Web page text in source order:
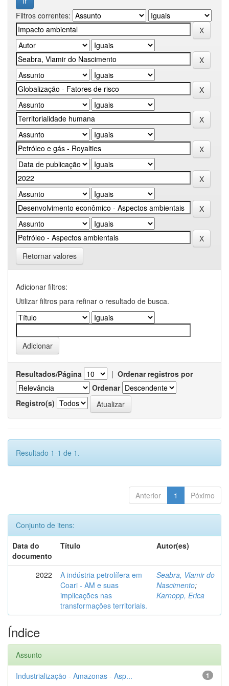
Filtros correntes:
Retornar valores
Adicionar filtros:
Utilizar filtros para refinar o resultado de busca.
Resultados/Página | Ordenar registros por
Ordenar
Registro(s)
Resultado 1-1 de 1.
Anterior 1 Póximo
Conjunto de itens:
Data do
documento
Título Autor(es)
2022
A indústria petrolífera em
Coari - AM e suas
implicações nas
transformações territoriais.
Seabra, Vlamir do
Nascimento;
Karnopp, Erica
Índice
Assunto
1
Industrialização - Amazonas - Asp...